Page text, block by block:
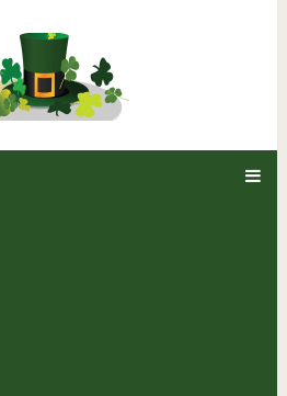
17 необычных способов